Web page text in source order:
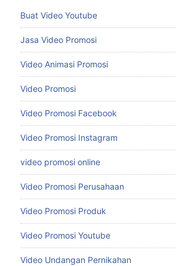
Buat Video Youtube
Jasa Video Promosi
Video Animasi Promosi
Video Promosi
Video Promosi Facebook
Video Promosi Instagram
video promosi online
Video Promosi Perusahaan
Video Promosi Produk
Video Promosi Youtube
Video Undangan Pernikahan